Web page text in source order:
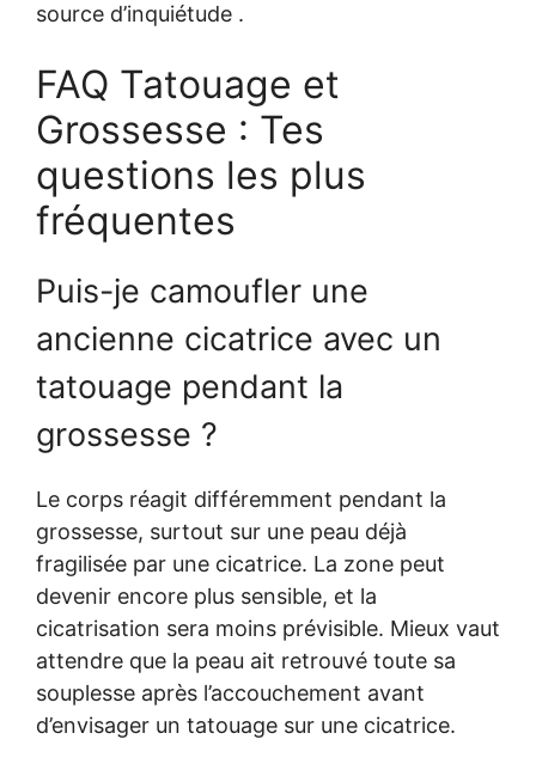
source d’inquiétude .
FAQ Tatouage et
Grossesse : Tes
questions les plus
fréquentes
Puis-je camoufler une
ancienne cicatrice avec un
tatouage pendant la
grossesse ?
Le corps réagit différemment pendant la
grossesse, surtout sur une peau déjà
fragilisée par une cicatrice. La zone peut
devenir encore plus sensible, et la
cicatrisation sera moins prévisible. Mieux vaut
attendre que la peau ait retrouvé toute sa
souplesse après l’accouchement avant
d’envisager un tatouage sur une cicatrice.